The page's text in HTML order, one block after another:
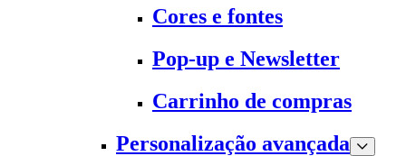
Cores e fontes
Pop-up e Newsletter
Carrinho de compras
Personalização avançada